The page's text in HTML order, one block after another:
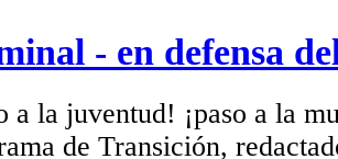
- en defensa
a la juventud! ¡paso a la
de Transición,